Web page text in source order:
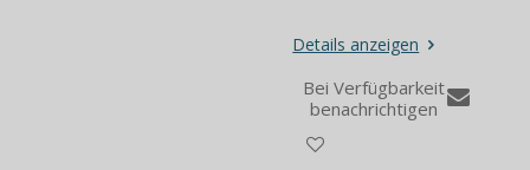
Details anzeigen
Bei Verfügbarkeit
benachrichtigen